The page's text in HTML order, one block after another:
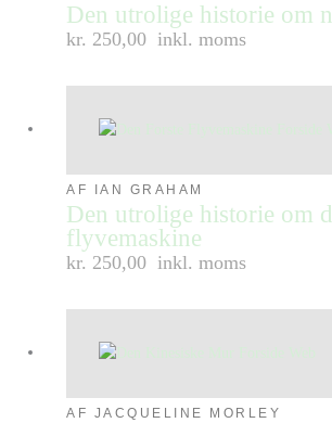
Den utrolige historie om
kr. 250,00 inkl. moms
AF IAN GRAHAM
Den utrolige historie om
flyvemaskine
kr. 250,00 inkl. moms
AF JACQUELINE MORLEY